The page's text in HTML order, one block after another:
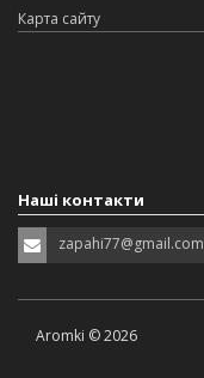
Карта сайту
Наші контакти
zapahi77@gmail.com
Aromki © 2026